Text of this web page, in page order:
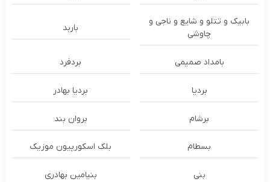
بابیک و تتلو و شایع و ناجی و
چاوشی
باربد
بامداد صمیمی بردفرد
بردیا بردیا بهادر
برشام بروان بند
بسطام بلک اسکورپیون موزیک
بنی بنیامین بهادری